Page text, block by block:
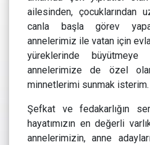
ailesinden, çocuklarından
canla başla görev
annelerimiz ile vatan için
yüreklerinde
annelerimize de özel
minnetlerimi sunmak isterim.
Şefkat ve fedakarlığın
hayatımızın en değerli
annelerimizin, anne